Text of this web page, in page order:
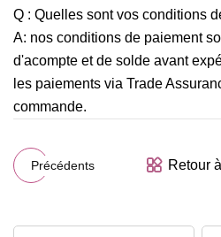
Q : Quelles sont vos conditions
A: nos conditions de paiement
d'acompte et de solde avant
les paiements via Trade
commande.
Précédents Retour